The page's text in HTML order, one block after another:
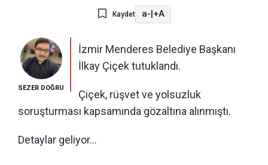
Kaydet a-|+A
SEZER DOĞRU
İzmir Menderes Belediye Başkanı
İlkay Çiçek tutuklandı.
Çiçek, rüşvet ve yolsuzluk
soruşturması kapsamında gözaltına alınmıştı.
Detaylar geliyor...